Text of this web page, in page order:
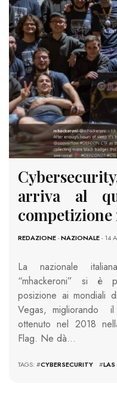
arriva al
REDAZIONE-NAZIONALE- 14
La nazionale
“mhackeroni” si è
posizione ai mondiali
Vegas, migliorando il
ottenuto nel 2018
Flag. Ne dà…
TAGS: #CYBERSECURITY #